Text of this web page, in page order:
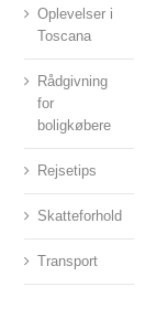
Oplevelser i
Toscana
Rådgivning
for
boligkøbere
Rejsetips
Skatteforhold
Transport